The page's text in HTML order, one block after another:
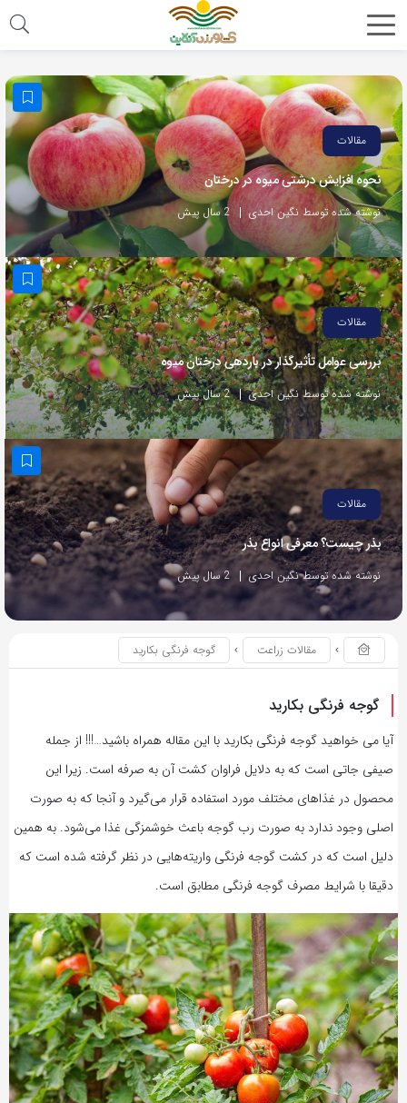
مقالات
نحوه افزایش درشتی میوه در درختان
نوشته شده توسط نگین احدی 2 سال پیش
مقالات
بررسی عوامل تأثیرگذار در باردهی درختان میوه
نوشته شده توسط نگین احدی 2 سال پیش
مقالات
بذر چیست؟ معرفی انواع بذر
نوشته شده توسط نگین احدی 2 سال پیش
مقالات زراعت گوجه فرنگی بکارید
گوجه فرنگی بکارید
آیا می خواهید گوجه فرنگی بکارید با این مقاله همراه باشید…!!! از جمله
صیفی‌ جاتی است که به دلایل فراوان کشت آن به صرفه است. زیرا این
محصول در غذاهای مختلف مورد استفاده قرار می‌گیرد و آنجا که به صورت
اصلی وجود ندارد به صورت رب گوجه باعث خوشمزگی غذا می‌شود. به همین
دلیل است که در کشت گوجه فرنگی واریته‌هایی در نظر گرفته شده است که
دقیقا با شرایط مصرف گوجه فرنگی مطابق است.